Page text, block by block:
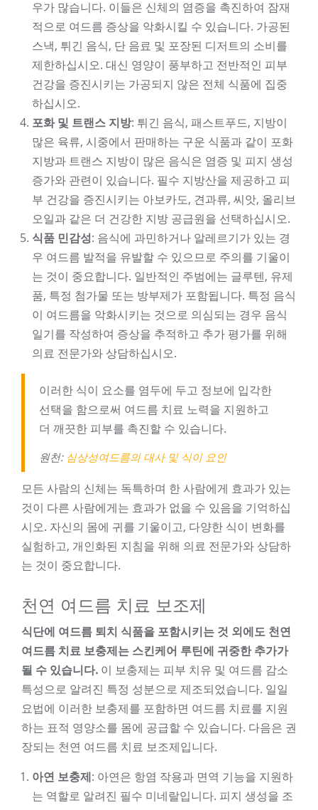
우가 많습니다. 이들은 신체의 염증을 촉진하여 잠재
적으로 여드름 증상을 악화시킬 수 있습니다. 가공된
스낵, 튀긴 음식, 단 음료 및 포장된 디저트의 소비를
제한하십시오. 대신 영양이 풍부하고 전반적인 피부
건강을 증진시키는 가공되지 않은 전체 식품에 집중
하십시오.
포화 및 트랜스 지방: 튀긴 음식, 패스트푸드, 지방이
많은 육류, 시중에서 판매하는 구운 식품과 같이 포화
지방과 트랜스 지방이 많은 음식은 염증 및 피지 생성
증가와 관련이 있습니다. 필수 지방산을 제공하고 피
부 건강을 증진시키는 아보카도, 견과류, 씨앗, 올리브
오일과 같은 더 건강한 지방 공급원을 선택하십시오.
식품 민감성: 음식에 과민하거나 알레르기가 있는 경
우 여드름 발적을 유발할 수 있으므로 주의를 기울이
는 것이 중요합니다. 일반적인 주범에는 글루텐, 유제
품, 특정 첨가물 또는 방부제가 포함됩니다. 특정 음식
이 여드름을 악화시키는 것으로 의심되는 경우 음식
일기를 작성하여 증상을 추적하고 추가 평가를 위해
의료 전문가와 상담하십시오.
이러한 식이 요소를 염두에 두고 정보에 입각한
선택을 함으로써 여드름 치료 노력을 지원하고
더 깨끗한 피부를 촉진할 수 있습니다.
원천: 심상성여드름의 대사 및 식이 요인
모든 사람의 신체는 독특하며 한 사람에게 효과가 있는
것이 다른 사람에게는 효과가 없을 수 있음을 기억하십
시오. 자신의 몸에 귀를 기울이고, 다양한 식이 변화를
실험하고, 개인화된 지침을 위해 의료 전문가와 상담하
는 것이 중요합니다.
천연 여드름 치료 보조제
식단에 여드름 퇴치 식품을 포함시키는 것 외에도 천연
여드름 치료 보충제는 스킨케어 루틴에 귀중한 추가가
될 수 있습니다. 이 보충제는 피부 치유 및 여드름 감소
특성으로 알려진 특정 성분으로 제조되었습니다. 일일
요법에 이러한 보충제를 포함하면 여드름 치료를 지원
하는 표적 영양소를 몸에 공급할 수 있습니다. 다음은 권
장되는 천연 여드름 치료 보조제입니다.
아연 보충제: 아연은 항염 작용과 면역 기능을 지원하
는 역할로 알려진 필수 미네랄입니다. 피지 생성을 조